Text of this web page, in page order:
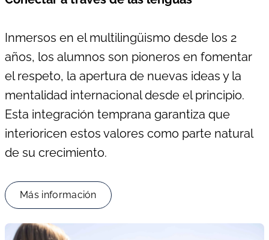
Inmersos en el multilingüismo desde los 2
años, los alumnos son pioneros en fomentar
el respeto, la apertura de nuevas ideas y la
mentalidad internacional desde el principio.
Esta integración temprana garantiza que
interioricen estos valores como parte natural
de su crecimiento.
Más información